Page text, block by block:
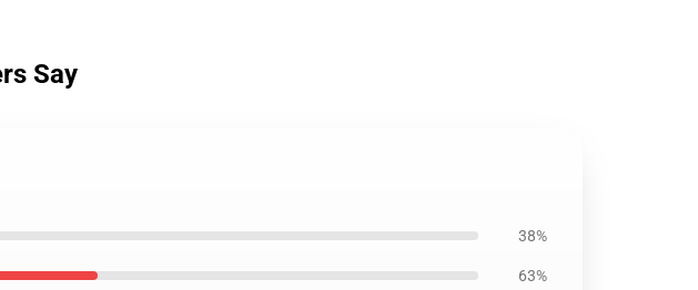
Say
38%
63%